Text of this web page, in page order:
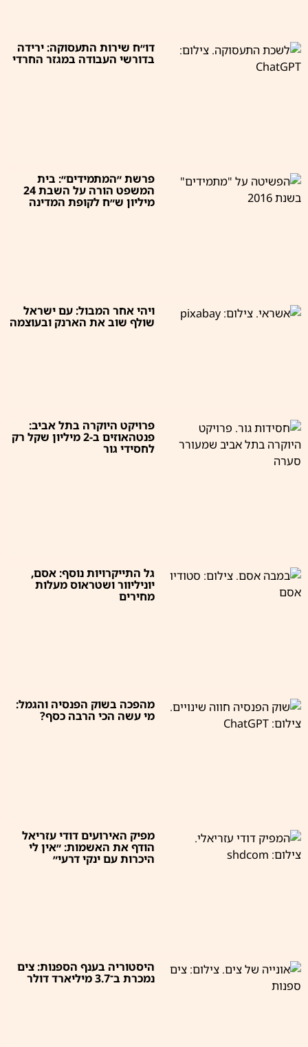
דו״ח שירות התעסוקה: ירידה
בדורשי העבודה במגזר החרדי
פרשת ״המתמידים״: בית
המשפט הורה על השבת 24
מיליון ש״ח לקופת המדינה
ויהי אחר המבול: עם ישראל
שולף שוב את הארנק ובעוצמה
פרויקט היוקרה בתל אביב:
פנטהאוזים ב-2 מיליון שקל רק
לחסידי גור
גל התייקרויות נוסף: אסם,
יוניליוור ושטראוס מעלות
מחירים
מהפכה בשוק הפנסיה והגמל:
מי עשה הכי הרבה כסף?
מפיק האירועים דודי עזריאל
הודף את האשמות: ״אין לי
היכרות עם ינקי דרעי״
היסטוריה בענף הספנות: צים
נמכרת ב־3.7 מיליארד דולר